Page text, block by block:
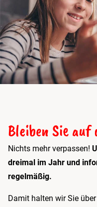
Bleiben Sie auf
Nichts mehr verpassen!
dreimal im Jahr und
regelmäßig.
Damit halten wir Sie